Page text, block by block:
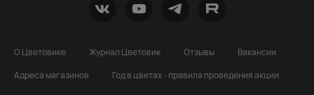
О Цветовике Журнал Цветовик Отзывы
Вакансии
Адреса магазинов
Год в цветах - правила проведения акции